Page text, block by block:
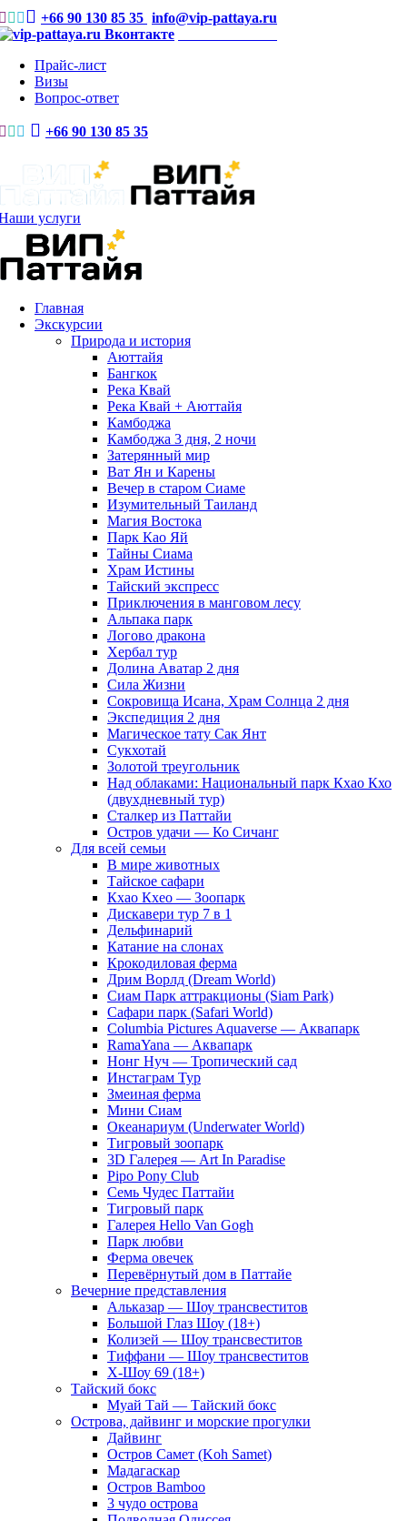
+66 90 130 85 35 info@vip-pattaya.ru
Прайс-лист
Визы
Вопрос-ответ
+66 90 130 85 35
услуги
Главная
Экскурсии
Природа и история
Аюттайя
Бангкок
Река Квай
Река Квай + Аюттайя
Камбоджа
Камбоджа 3 дня, 2 ночи
Затерянный мир
Ват Ян и Карены
Вечер в старом Сиаме
Изумительный Таиланд
Магия Востока
Парк Као Яй
Тайны Сиама
Храм Истины
Тайский экспресс
Приключения в манговом лесу
Альпака парк
Логово дракона
Хербал тур
Долина Аватар 2 дня
Сила Жизни
Сокровища Исана, Храм Солнца 2 дня
Экспедиция 2 дня
Магическое тату Cак Янт
Сукхотай
Золотой треугольник
Над облаками: Национальный парк Кхао Кхо
(двухдневный тур)
Сталкер из Паттайи
Остров удачи — Ко Сичанг
Для всей семьи
В мире животных
Тайское сафари
Кхао Кхео — Зоопарк
Дискавери тур 7 в 1
Дельфинарий
Катание на слонах
Крокодиловая ферма
Дрим Ворлд (Dream World)
Сиам Парк аттракционы (Siam Park)
Сафари парк (Safari World)
Columbia Pictures Aquaverse — Аквапарк
RamaYana — Аквапарк
Нонг Нуч — Тропический сад
Инстаграм Тур
Змеиная ферма
Мини Сиам
Океанариум (Underwater World)
Тигровый зоопарк
3D Галерея — Art In Paradise
Pipo Pony Club
Семь Чудес Паттайи
Тигровый парк
Галерея Hello Van Gogh
Парк любви
Ферма овечек
Перевёрнутый дом в Паттайе
Вечерние представления
Альказар — Шоу трансвеститов
Большой Глаз Шоу (18+)
Колизей — Шоу трансвеститов
Тиффани — Шоу трансвеститов
Х-Шоу 69 (18+)
Тайский бокс
Муай Тай — Тайский бокс
Острова, дайвинг и морские прогулки
Дайвинг
Остров Самет (Koh Samet)
Мадагаскар
Остров Bamboo
3 чудо острова